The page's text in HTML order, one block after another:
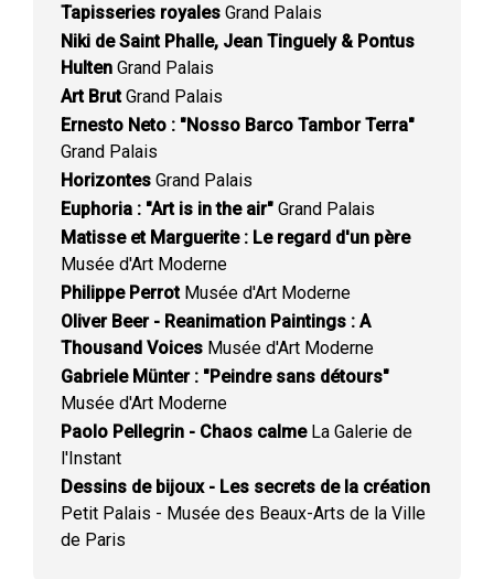
Tapisseries royales Grand Palais
Niki de Saint Phalle, Jean Tinguely & Pontus
Hulten Grand Palais
Art BrutGrand Palais
Ernesto Neto : "Nosso Barco Tambor Terra"
Grand Palais
Horizontes Grand Palais
Euphoria : "Art is in the air" Grand Palais
Matisse et Marguerite : Le regard d'un père
Musée d'Art Moderne
Philippe PerrotMusée d'Art Moderne
Oliver Beer - Reanimation Paintings : A
Thousand Voices Musée d'Art Moderne
Gabriele Münter : "Peindre sans détours"
Musée d'Art Moderne
Paolo Pellegrin - Chaos calmeLa Galerie de
l'Instant
Dessins de bijoux - Les secrets de la création
Petit Palais - Musée des Beaux-Arts de la Ville
de Paris